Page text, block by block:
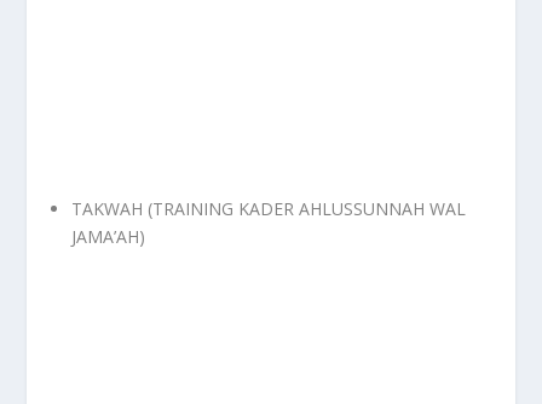
TAKWAH (TRAINING KADER AHLUSSUNNAH WAL
JAMA’AH)